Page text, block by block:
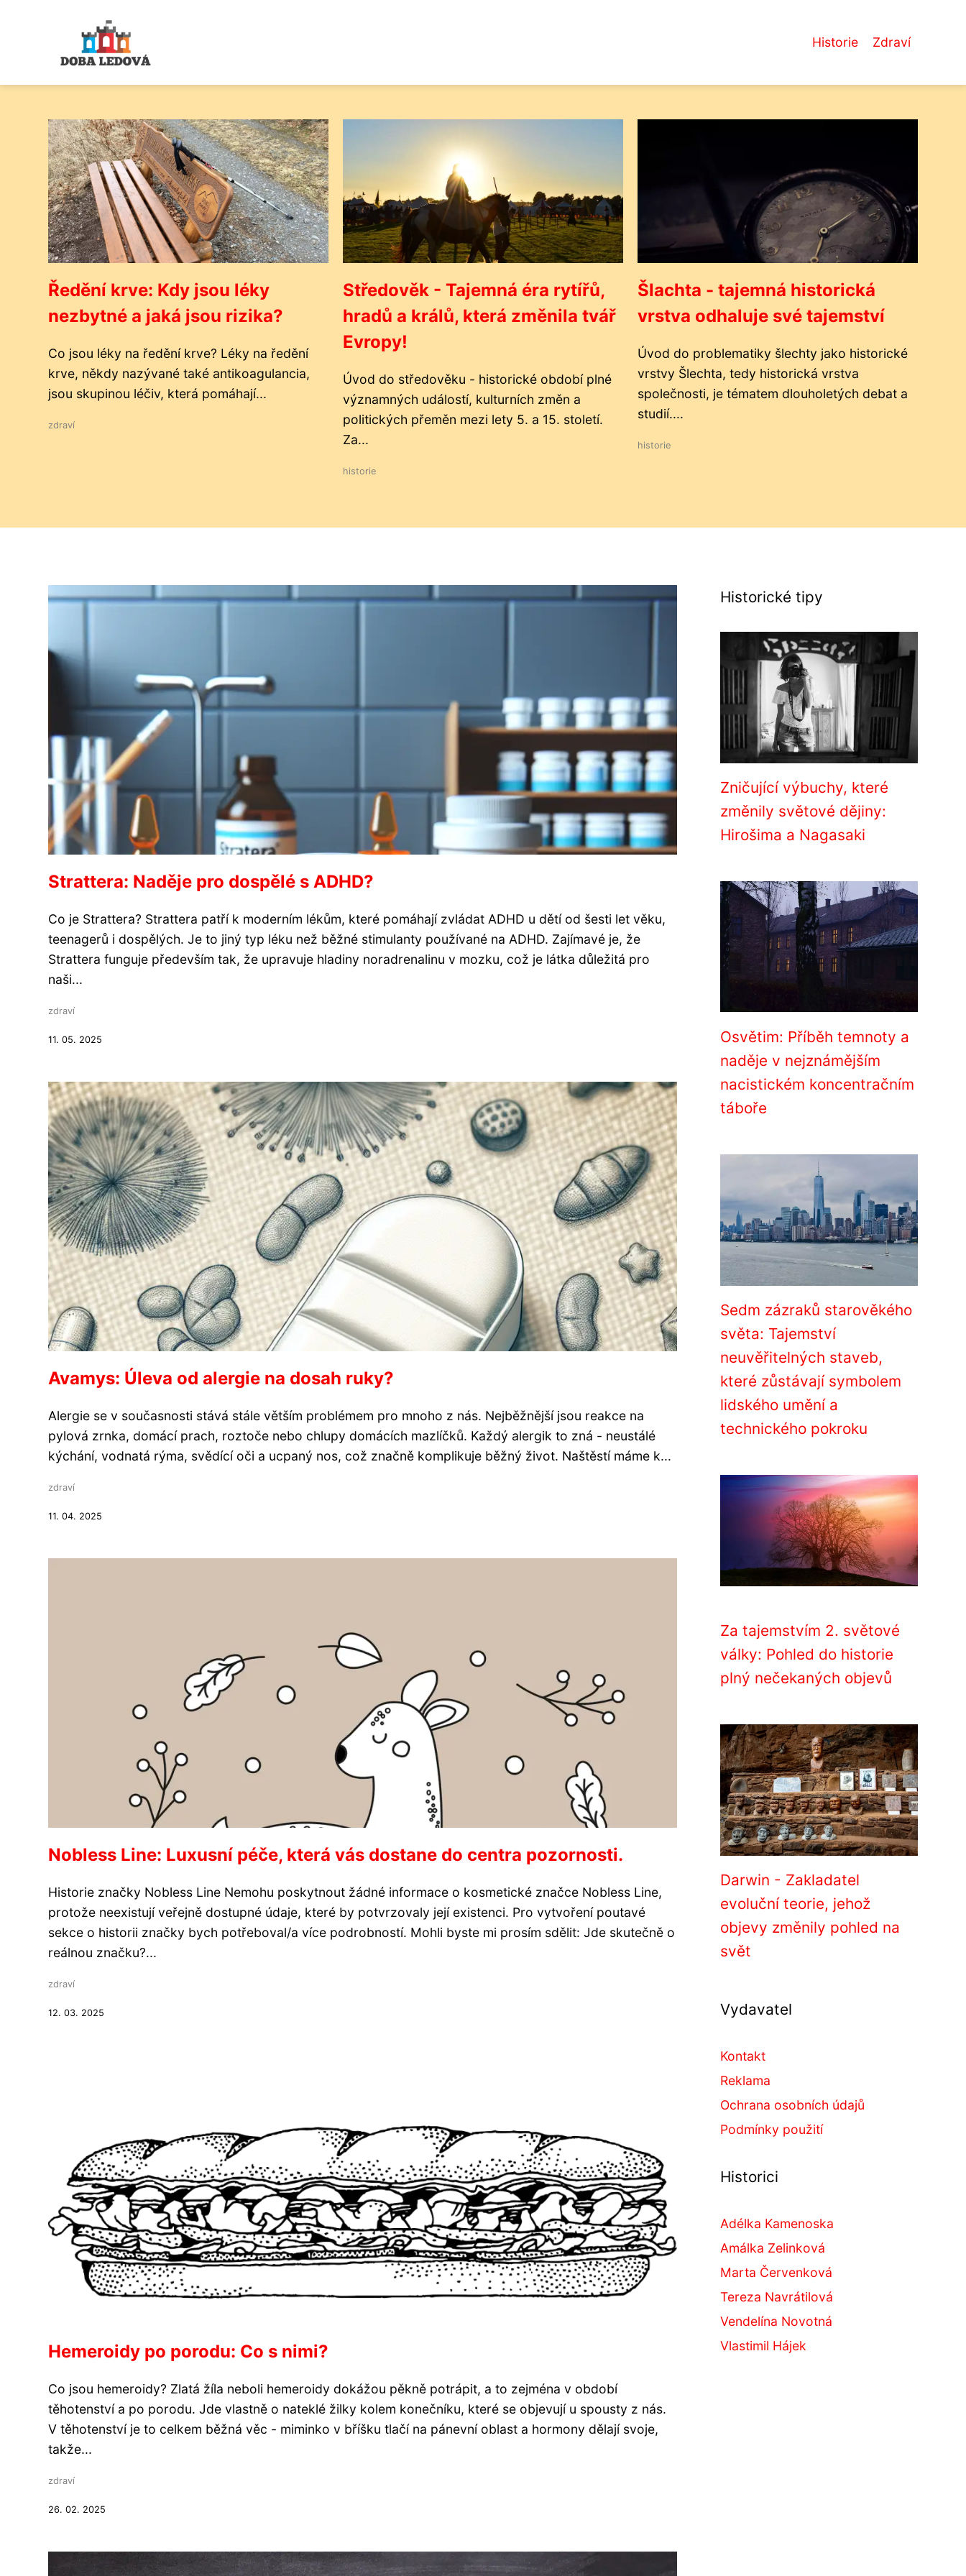
Historie Zdraví
Ředění krve: Kdy jsou léky
nezbytné a jaká jsou rizika?
Co jsou léky na ředění krve? Léky na ředění
krve, někdy nazývané také antikoagulancia,
jsou skupinou léčiv, která pomáhají...
zdraví
Středověk - Tajemná éra rytířů,
hradů a králů, která změnila tvář
Evropy!
Úvod do středověku - historické období plné
významných událostí, kulturních změn a
politických přeměn mezi lety 5. a 15. století.
Za...
historie
Šlachta - tajemná historická
vrstva odhaluje své tajemství
Úvod do problematiky šlechty jako historické
vrstvy Šlechta, tedy historická vrstva
společnosti, je tématem dlouholetých debat a
studií....
historie
Strattera: Naděje pro dospělé s ADHD?
Co je Strattera? Strattera patří k moderním lékům, které pomáhají zvládat ADHD u dětí od šesti let věku,
teenagerů i dospělých. Je to jiný typ léku než běžné stimulanty používané na ADHD. Zajímavé je, že
Strattera funguje především tak, že upravuje hladiny noradrenalinu v mozku, což je látka důležitá pro
naši...
zdraví
11. 05. 2025
Avamys: Úleva od alergie na dosah ruky?
Alergie se v současnosti stává stále větším problémem pro mnoho z nás. Nejběžnější jsou reakce na
pylová zrnka, domácí prach, roztoče nebo chlupy domácích mazlíčků. Každý alergik to zná - neustálé
kýchání, vodnatá rýma, svědící oči a ucpaný nos, což značně komplikuje běžný život. Naštěstí máme k...
zdraví
11. 04. 2025
Nobless Line: Luxusní péče, která vás dostane do centra pozornosti.
Historie značky Nobless Line Nemohu poskytnout žádné informace o kosmetické značce Nobless Line,
protože neexistují veřejně dostupné údaje, které by potvrzovaly její existenci. Pro vytvoření poutavé
sekce o historii značky bych potřeboval/a více podrobností. Mohli byste mi prosím sdělit: Jde skutečně o
reálnou značku?...
zdraví
12. 03. 2025
Hemeroidy po porodu: Co s nimi?
Co jsou hemeroidy? Zlatá žíla neboli hemeroidy dokážou pěkně potrápit, a to zejména v období
těhotenství a po porodu. Jde vlastně o nateklé žilky kolem konečníku, které se objevují u spousty z nás.
V těhotenství je to celkem běžná věc - miminko v bříšku tlačí na pánevní oblast a hormony dělají svoje,
takže...
zdraví
26. 02. 2025
Historické tipy
Zničující výbuchy, které
změnily světové dějiny:
Hirošima a Nagasaki
Osvětim: Příběh temnoty a
naděje v nejznámějším
nacistickém koncentračním
táboře
Sedm zázraků starověkého
světa: Tajemství
neuvěřitelných staveb,
které zůstávají symbolem
lidského umění a
technického pokroku
Za tajemstvím 2. světové
války: Pohled do historie
plný nečekaných objevů
Darwin - Zakladatel
evoluční teorie, jehož
objevy změnily pohled na
svět
Vydavatel
Kontakt
Reklama
Ochrana osobních údajů
Podmínky použití
Historici
Adélka Kamenoska
Amálka Zelinková
Marta Červenková
Tereza Navrátilová
Vendelína Novotná
Vlastimil Hájek